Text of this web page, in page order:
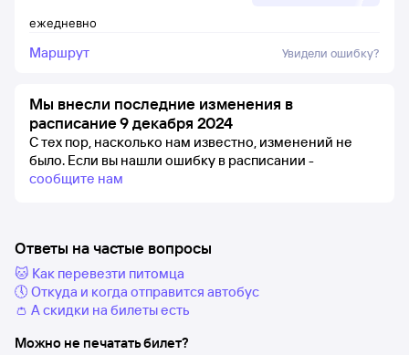
ежедневно
Маршрут Увидели ошибку?
Мы внесли последние изменения в
расписание 9 декабря 2024
С тех пор, насколько нам известно, изменений не
было. Если вы нашли ошибку в расписании -
сообщите нам
Ответы на частые вопросы
🐱 Как перевезти питомца
🕔 Откуда и когда отправится автобус
👛 А скидки на билеты есть
Можно не печатать билет?